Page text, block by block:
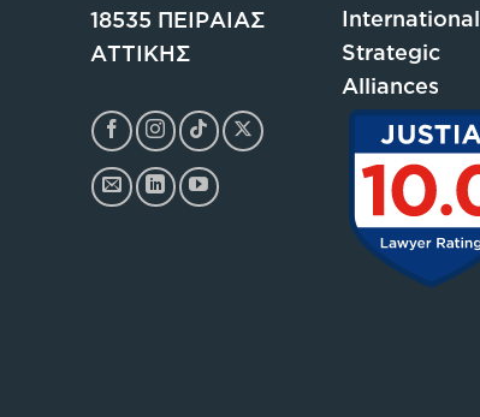
18535 ΠΕΙΡΑΙΑΣ
ΑΤΤΙΚΗΣ
International
Strategic
Alliances